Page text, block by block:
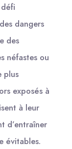
dangers
des
néfastes ou
plus
exposés à
à leur
d’entraîner
évitables.